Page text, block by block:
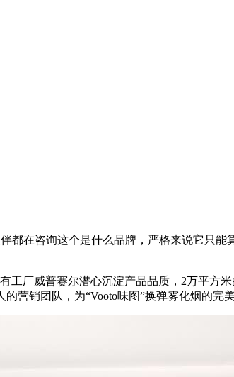
都在咨询这个是什么品牌，严格来说它只
工厂威普赛尔潜心沉淀产品品质，2万平方
营销团队，为“Vooto味图”换弹雾化烟的完